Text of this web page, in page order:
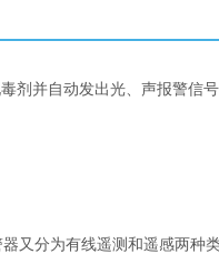
剂并自动发出光、声报警信
又分为有线遥测和遥感两种